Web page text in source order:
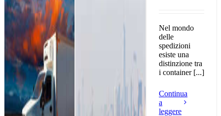
Nel mondo
delle
spedizioni
esiste una
distinzione tra
i container [...]
Continua
a
leggere